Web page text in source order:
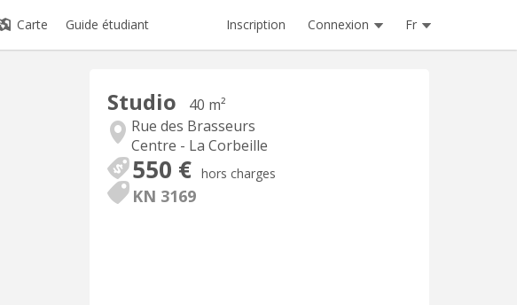
Carte Guide étudiant Inscription Connexion Fr
Studio
40 m²
Rue des Brasseurs
Centre - La Corbeille
550 € hors charges
KN 3169